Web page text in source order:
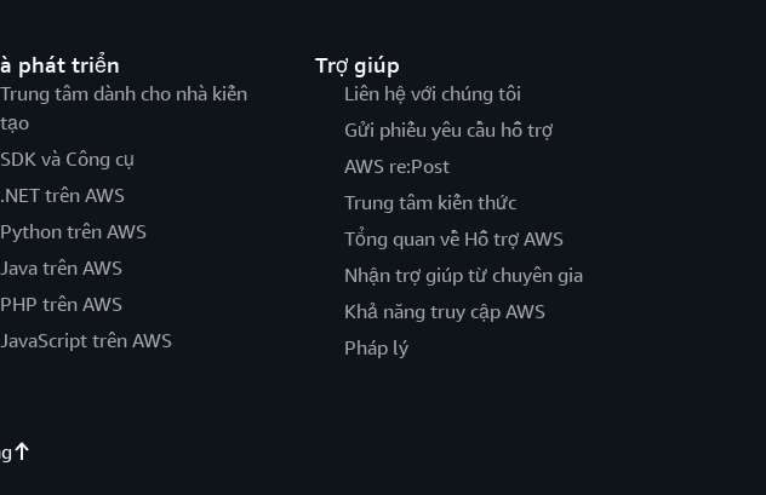
phát triển
Trung tâm dành cho nhà kiến
tạo
SDK và Công cụ
.NET trên AWS
Python trên AWS
Java trên AWS
PHP trên AWS
JavaScript trên AWS
Trợ giúp
Liên hệ với chúng tôi
Gửi phiếu yêu cầu hỗ trợ
AWS re:Post
Trung tâm kiến thức
Tổng quan về Hỗ trợ AWS
Nhận trợ giúp từ chuyên gia
Khả năng truy cập AWS
Pháp lý